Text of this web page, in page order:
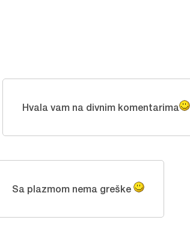
Hvala vam na divnim komentarima
Sa plazmom nema greške